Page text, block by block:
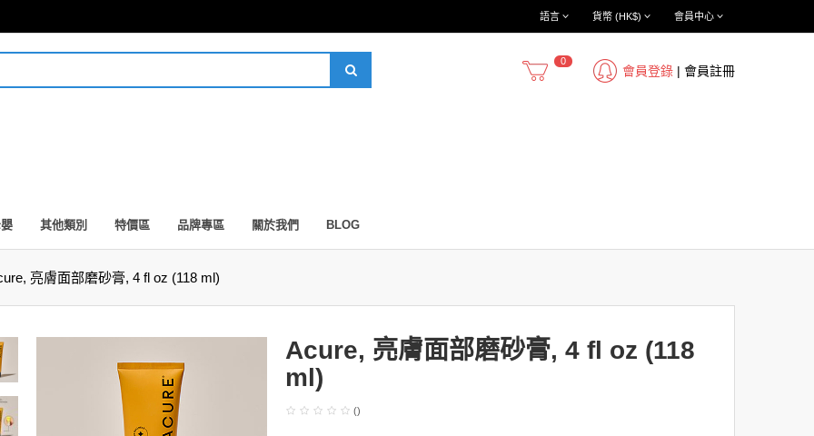
會員中心
貨幣 (HK$)
語言
會員登錄 | 會員註冊
0
其他類別 特價區 品牌專區 關於我們 BLOG
亮膚面部磨砂膏, 4 fl oz (118 ml)
Acure, 亮膚面部磨砂膏, 4 fl oz (118
ml)
()